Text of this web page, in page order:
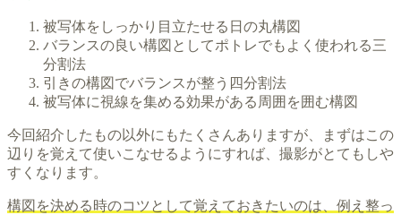
被写体をしっかり目立たせる日の丸構図
バランスの良い構図としてポトレでもよく使われる三
分割法
引きの構図でバランスが整う四分割法
被写体に視線を集める効果がある周囲を囲む構図
今回紹介したもの以外にもたくさんありますが、まずはこの
辺りを覚えて使いこなせるようにすれば、撮影がとてもしや
すくなります。
構図を決める時のコツとして覚えておきたいのは、例え整っ